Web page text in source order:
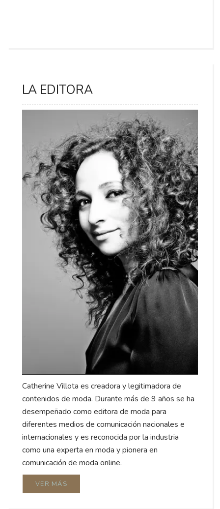
LA EDITORA
Catherine Villota es creadora y legitimadora de
contenidos de moda. Durante más de 9 años se ha
desempeñado como editora de moda para
diferentes medios de comunicación nacionales e
internacionales y es reconocida por la industria
como una experta en moda y pionera en
comunicación de moda online.
VER MÁS